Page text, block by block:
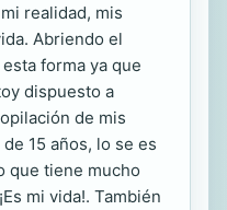
realidad, mis
Abriendo el
forma ya que
dispuesto a
de mis
15 años, lo se es
que tiene mucho
mi vida!. También